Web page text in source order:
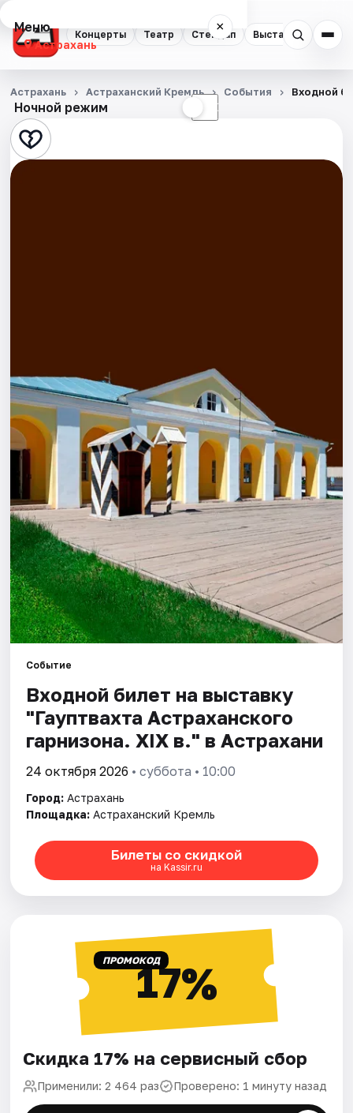
Концерты Театр Стендап Выставки
Меню ×
Астрахань
Концерты
Театр
Стендап
Города
Площадки
Артисты
Рейтинги
Ночной режим ☾
Астрахань Астраханский Кремль События Входной
Событие
Входной билет на выставку
"Гауптвахта Астраханского
гарнизона. XIX в." в Астрахани
24 октября 2026 • суббота • 10:00
Город: Астрахань
Площадка: Астраханский Кремль
Билеты со скидкой
на Kassir.ru
ПРОМОКОД17%
Скидка 17% на сервисный сбор
Применили: 2 464 раз Проверено: 1 минуту назад